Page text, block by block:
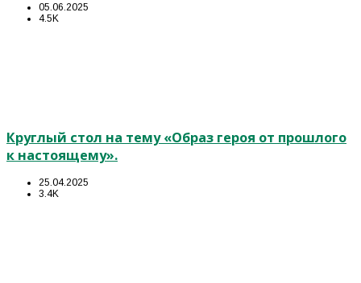
05.06.2025
4.5K
Круглый стол на тему «Образ героя от прошлого
к настоящему».
25.04.2025
3.4K